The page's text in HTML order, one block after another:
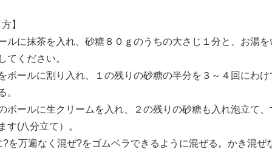
】
ルに抹茶を入れ、砂糖８０ｇのうちの大さじ１分と、お湯
てください。
ボールに割り入れ、１の残りの砂糖の半分を３～４回にわ
。
ボールに生クリームを入れ、２の残りの砂糖も入れ泡立て
す(八分立て）。
?を万遍なく混ぜ?をゴムベラできるように混ぜる。かき混ぜ